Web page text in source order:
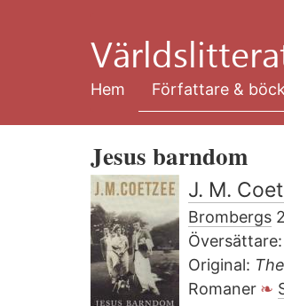
huvudinnehåll
Hem
Författare &
Jesus barndom
J. M.
Brombergs
Översättare:
Original:
Romaner